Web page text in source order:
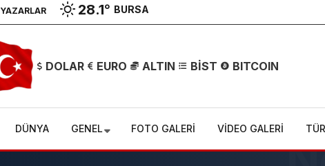
YAZARLAR 28.1° BURSA
DOLAR EURO ALTIN BİST BITCOIN
DÜNYA GENEL FOTO GALERİ VİDEO GALERİ